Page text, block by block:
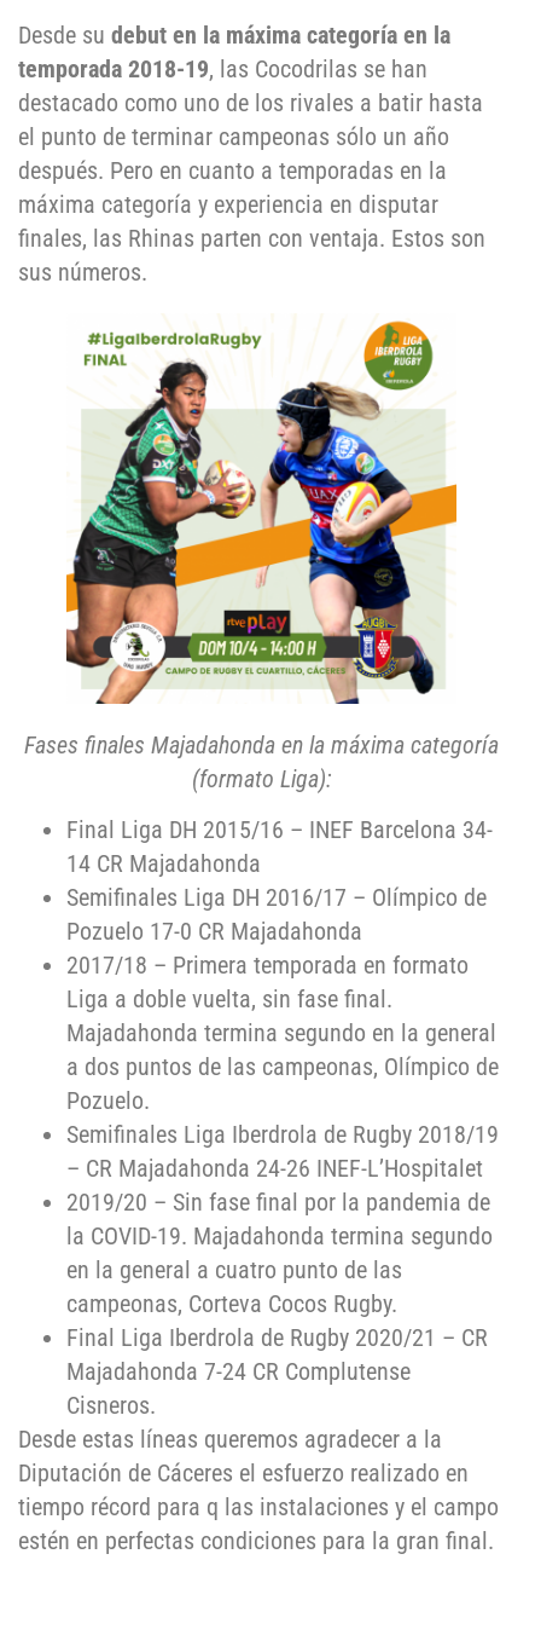
Desde su debut en la máxima categoría en la
temporada 2018-19, las Cocodrilas se han
destacado como uno de los rivales a batir hasta
el punto de terminar campeonas sólo un año
después. Pero en cuanto a temporadas en la
máxima categoría y experiencia en disputar
finales, las Rhinas parten con ventaja. Estos son
sus números.
Fases finales Majadahonda en la máxima categoría
(formato Liga):
Final Liga DH 2015/16 – INEF Barcelona 34-
14 CR Majadahonda
Semifinales Liga DH 2016/17 – Olímpico de
Pozuelo 17-0 CR Majadahonda
2017/18 – Primera temporada en formato
Liga a doble vuelta, sin fase final.
Majadahonda termina segundo en la general
a dos puntos de las campeonas, Olímpico de
Pozuelo.
Semifinales Liga Iberdrola de Rugby 2018/19
– CR Majadahonda 24-26 INEF-L’Hospitalet
2019/20 – Sin fase final por la pandemia de
la COVID-19. Majadahonda termina segundo
en la general a cuatro punto de las
campeonas, Corteva Cocos Rugby.
Final Liga Iberdrola de Rugby 2020/21 – CR
Majadahonda 7-24 CR Complutense
Cisneros.
Desde estas líneas queremos agradecer a la
Diputación de Cáceres el esfuerzo realizado en
tiempo récord para q las instalaciones y el campo
estén en perfectas condiciones para la gran final.